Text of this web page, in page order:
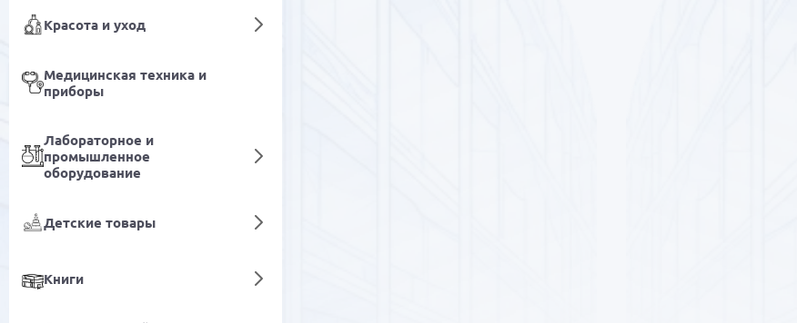
Красота и уход
Медицинская техника и
приборы
Лабораторное и
промышленное
оборудование
Детские товары
Книги